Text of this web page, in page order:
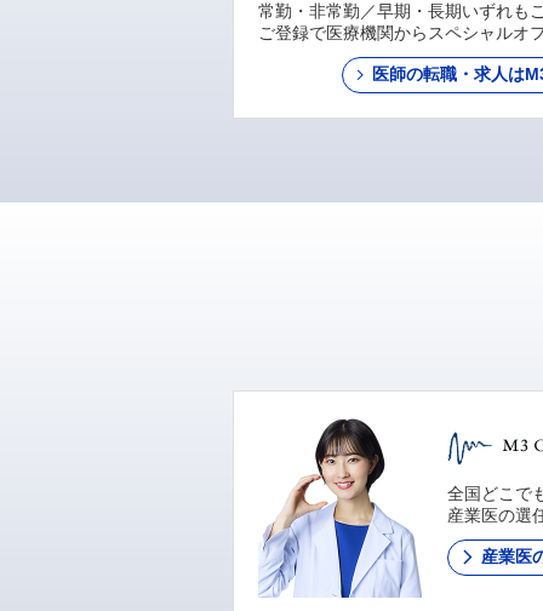
常勤・非常勤／早期・長期いずれも
ご登録で医療機関からスペシャルオ
医師の転職・求人は
全国どこで
産業医の選
産業医